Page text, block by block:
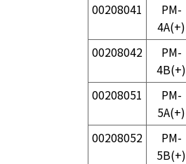
00208041
PM-
4A(+)
00208042
PM-
4B(+)
00208051
PM-
5A(+)
00208052
PM-
5B(+)